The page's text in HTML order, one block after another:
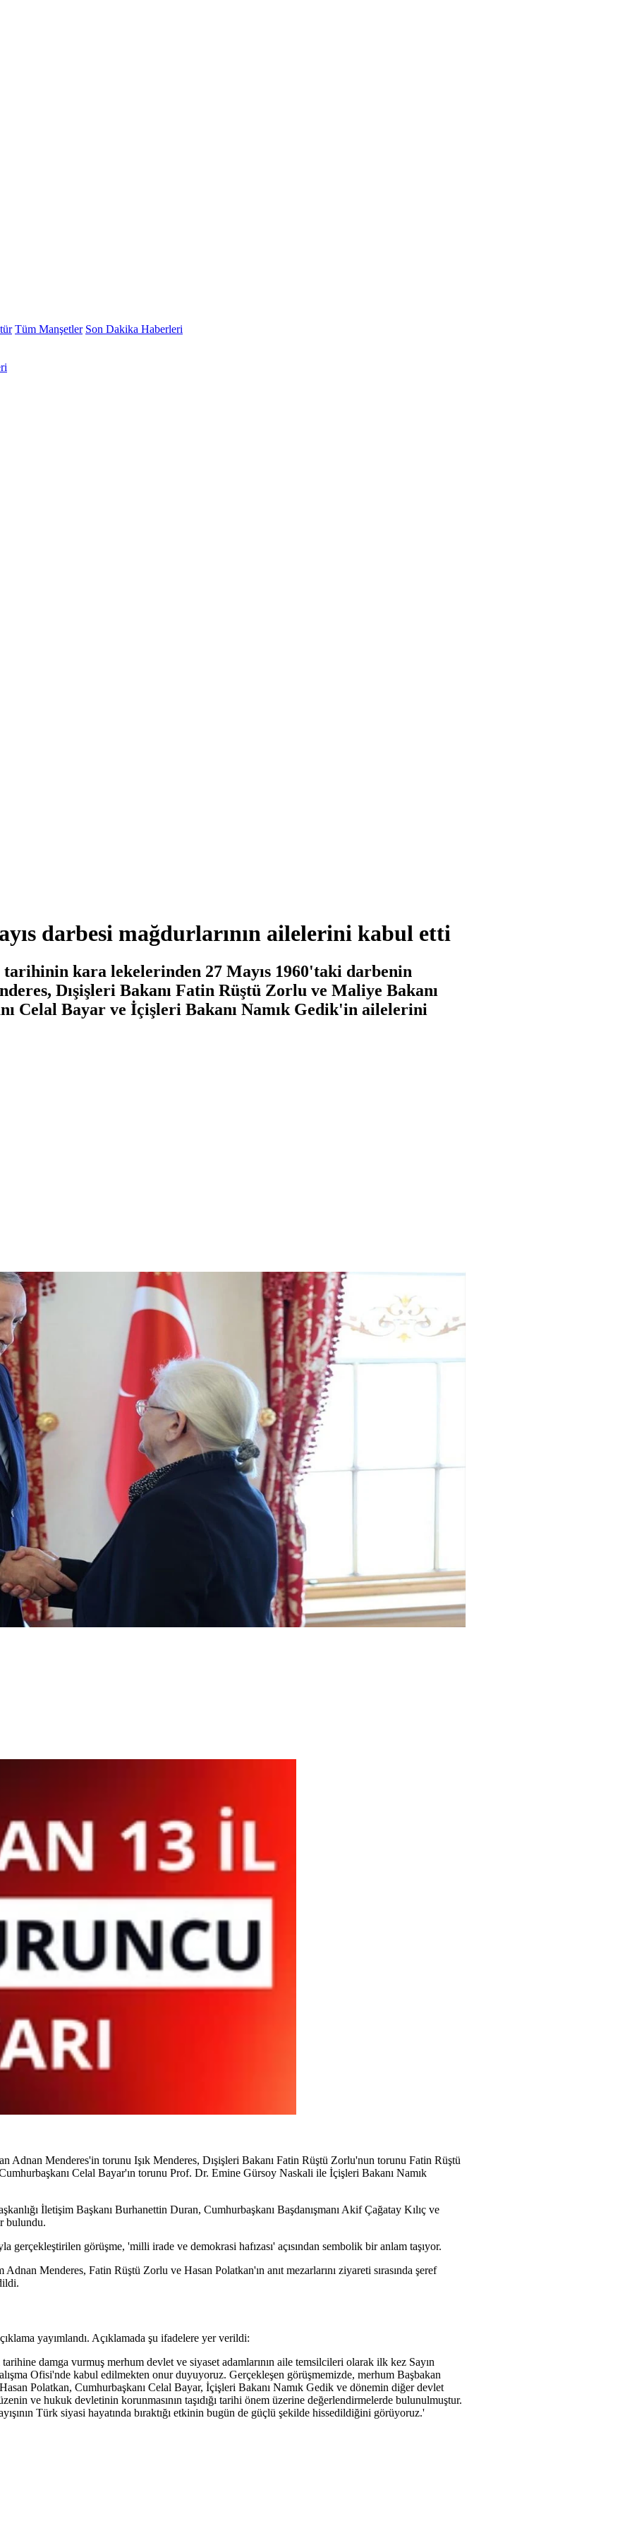
Tüm Manşetler Son Dakika Haberleri
darbesi mağdurlarının ailelerini kabul etti
kara lekelerinden 27 Mayıs 1960'taki darbenin
Dışişleri Bakanı Fatin Rüştü Zorlu ve Maliye Bakanı
Celal Bayar ve İçişleri Bakanı Namık Gedik'in ailelerini
Adnan Menderes'in torunu Işık Menderes, Dışişleri Bakanı Fatin Rüştü Zorlu'nun torunu Fatin Rüştü
Celal Bayar'ın torunu Prof. Dr. Emine Gürsoy Naskali ile İçişleri Bakanı Namık
İletişim Başkanı Burhanettin Duran, Cumhurbaşkanı Başdanışmanı Akif Çağatay Kılıç ve
bulundu.
gerçekleştirilen görüşme, 'milli irade ve demokrasi hafızası' açısından sembolik bir anlam taşıyor.
Menderes, Fatin Rüştü Zorlu ve Hasan Polatkan'ın anıt mezarlarını ziyareti sırasında şeref
yayımlandı. Açıklamada şu ifadelere yer verildi:
damga vurmuş merhum devlet ve siyaset adamlarının aile temsilcileri olarak ilk kez Sayın
Ofisi'nde kabul edilmekten onur duyuyoruz. Gerçekleşen görüşmemizde, merhum Başbakan
Polatkan, Cumhurbaşkanı Celal Bayar, İçişleri Bakanı Namık Gedik ve dönemin diğer devlet
ve hukuk devletinin korunmasının taşıdığı tarihi önem üzerine değerlendirmelerde bulunulmuştur.
Türk siyasi hayatında bıraktığı etkinin bugün de güçlü şekilde hissedildiğini görüyoruz.'